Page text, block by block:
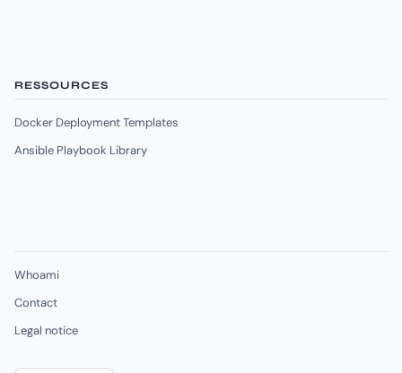
RESSOURCES
Docker Deployment Templates
Ansible Playbook Library
Whoami
Contact
Legal notice